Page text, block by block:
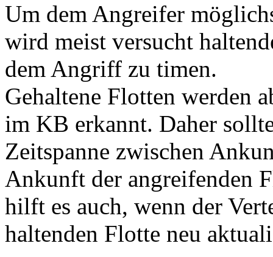
Um dem Angreifer
wird meist versucht
dem Angriff zu timen.
Gehaltene Flotten werden
im KB erkannt. Daher
Zeitspanne zwischen
Ankunft der angreifenden
hilft es auch, wenn der
haltenden Flotte neu